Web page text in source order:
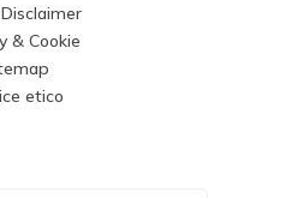
& Cookie
etico